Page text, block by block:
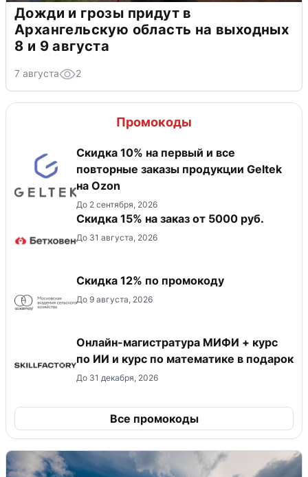
Дожди и грозы придут в
Архангельскую область на выходных
8 и 9 августа
7 августа 2
Промокоды
Скидка 10% на первый и все
повторные заказы продукции Geltek
на Ozon
До 2 сентября, 2026
Скидка 15% на заказ от 5000 руб.
До 31 августа, 2026
Скидка 12% по промокоду
До 9 августа, 2026
Онлайн-магистратура МИФИ + курс
по ИИ и курс по математике в подарок
До 31 декабря, 2026
Все промокоды